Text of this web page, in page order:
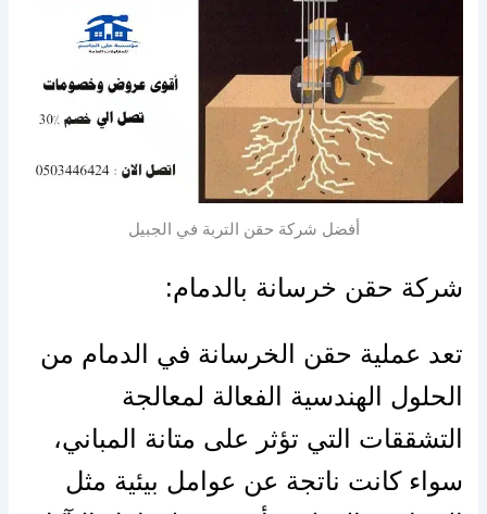
أفضل شركة حقن التربة في الجبيل
شركة حقن خرسانة بالدمام:
تعد عملية حقن الخرسانة في الدمام من
الحلول الهندسية الفعالة لمعالجة
التشققات التي تؤثر على متانة المباني،
سواء كانت ناتجة عن عوامل بيئية مثل